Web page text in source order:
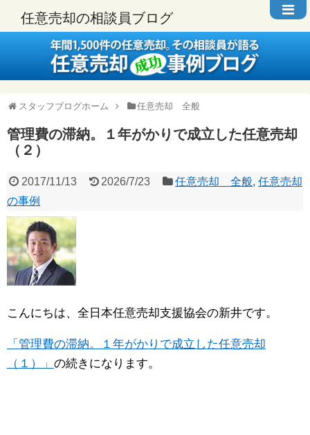
任意売却の相談員ブログ
スタッフブログホーム 任意売却 全般
管理費の滞納。１年がかりで成立した任意売却
（２）
2017/11/13 2026/7/23 任意売却 全般,任意売却
の事例
こんにちは、全日本任意売却支援協会の新井です。
「管理費の滞納。１年がかりで成立した任意売却
（１）」 の続きになります。